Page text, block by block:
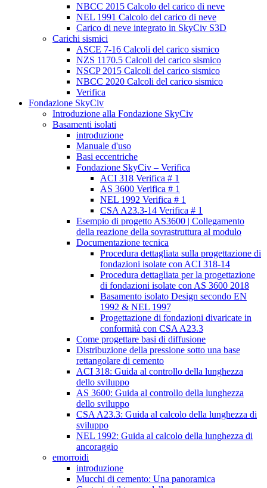
NBCC 2015 Calcolo del carico di neve
NEL 1991 Calcolo del carico di neve
Carico di neve integrato in SkyCiv S3D
Carichi sismici
ASCE 7-16 Calcoli del carico sismico
NZS 1170.5 Calcoli del carico sismico
NSCP 2015 Calcoli del carico sismico
NBCC 2020 Calcoli del carico sismico
Verifica
Fondazione SkyCiv
Introduzione alla Fondazione SkyCiv
Basamenti isolati
introduzione
Manuale d'uso
Basi eccentriche
Fondazione SkyCiv – Verifica
ACI 318 Verifica # 1
AS 3600 Verifica # 1
NEL 1992 Verifica # 1
CSA A23.3-14 Verifica # 1
Esempio di progetto AS3600 | Collegamento
della reazione della sovrastruttura al modulo
Documentazione tecnica
Procedura dettagliata sulla progettazione di
fondazioni isolate con ACI 318-14
Procedura dettagliata per la progettazione
di fondazioni isolate con AS 3600 2018
Basamento isolato Design secondo EN
1992 & NEL 1997
Progettazione di fondazioni divaricate in
conformità con CSA A23.3
Come progettare basi di diffusione
Distribuzione della pressione sotto una base
rettangolare di cemento
ACI 318: Guida al controllo della lunghezza
dello sviluppo
AS 3600: Guida al controllo della lunghezza
dello sviluppo
CSA A23.3: Guida al calcolo della lunghezza di
sviluppo
NEL 1992: Guida al calcolo della lunghezza di
ancoraggio
emorroidi
introduzione
Mucchi di cemento: Una panoramica